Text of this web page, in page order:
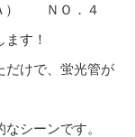
） ＮＯ．４
す！
だけで、蛍光管が
シーンです。